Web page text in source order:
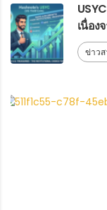
เนื่อง
ข่าวส